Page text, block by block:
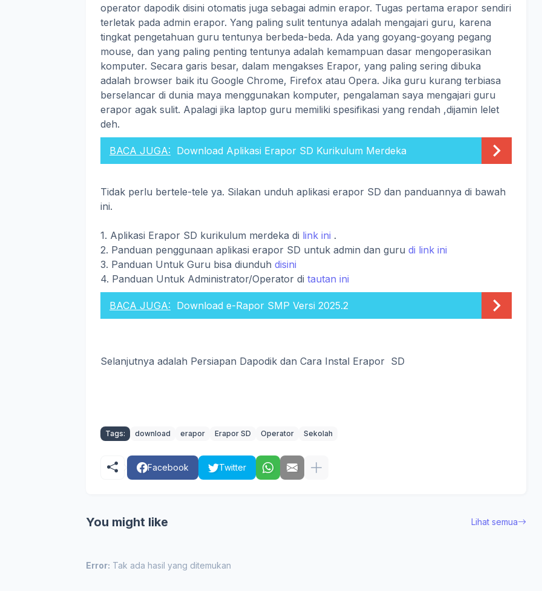
operator dapodik disini otomatis juga sebagai admin erapor. Tugas pertama erapor sendiri
terletak pada admin erapor. Yang paling sulit tentunya adalah mengajari guru, karena
tingkat pengetahuan guru tentunya berbeda-beda. Ada yang goyang-goyang pegang
mouse, dan yang paling penting tentunya adalah kemampuan dasar mengoperasikan
komputer. Secara garis besar, dalam mengakses Erapor, yang paling sering dibuka
adalah browser baik itu Google Chrome, Firefox atau Opera. Jika guru kurang terbiasa
berselancar di dunia maya menggunakan komputer, pengalaman saya mengajari guru
erapor agak sulit. Apalagi jika laptop guru memiliki spesifikasi yang rendah ,dijamin lelet
deh.
BACA JUGA: Download Aplikasi Erapor SD Kurikulum Merdeka
Tidak perlu bertele-tele ya. Silakan unduh aplikasi erapor SD dan panduannya di bawah
ini.
1. Aplikasi Erapor SD kurikulum merdeka di link ini .
2. Panduan penggunaan aplikasi erapor SD untuk admin dan guru di link ini
3. Panduan Untuk Guru bisa diunduh disini
4. Panduan Untuk Administrator/Operator di tautan ini
BACA JUGA: Download e-Rapor SMP Versi 2025.2
Selanjutnya adalah Persiapan Dapodik dan Cara Instal Erapor SD
Tags: download erapor Erapor SD Operator Sekolah
Facebook Twitter
You might like Lihat semua
Error: Tak ada hasil yang ditemukan